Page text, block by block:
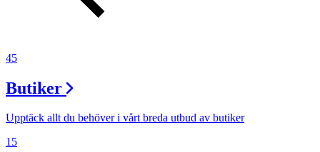
45
Butiker
Upptäck allt du behöver i vårt breda utbud av butiker
15